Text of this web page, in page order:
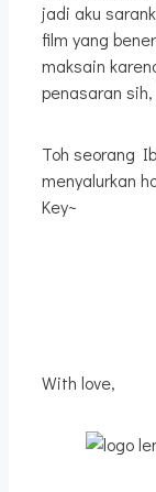
jadi aku
film yang
maksain
penasaran
Toh seorang
menyalurkan
Key~
With love,